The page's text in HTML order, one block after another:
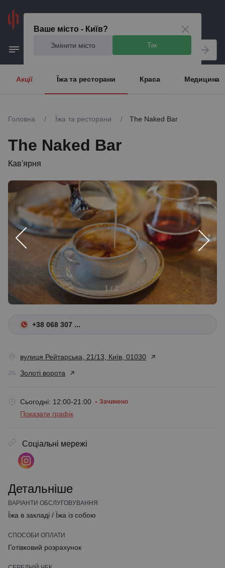
Ваше місто - Київ?
Змінити місто Так
Акції Їжа та ресторани Краса Медицина
Головна / Їжа та ресторани / The Naked Bar
The Naked Bar
Кав'ярня
1 / 2
+38 068 307 ...
вулиця Рейтарська, 21/13, Київ, 01030
Золоті ворота
Сьогодні: 12:00-21:00 Зачинено
Показати графік
Соціальні мережі
Детальніше
ВАРІАНТИ ОБСЛУГОВУВАННЯ
Їжа в закладі / Їжа із собою
СПОСОБИ ОПЛАТИ
Готівковий розрахунок